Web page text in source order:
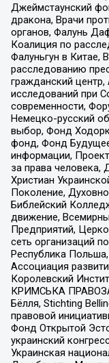
Джеймстаунский
дракона, Врачи
органов, Фалунь
Коалиция по
Фалуньгун в Китае,
расследованию
гражданский
исследований при
современности,
Немецко-русский
выбор, Фонд
фонд, Фонд
информации,
за права человека,
Христиан
Поколение,
Библейский
движение,
Предприятий,
сеть организаций
Республика
Ассоциация
Королевский
КРИМСЬКА
Бёлля, Stichting
правовой
Фонд Открытой
украинский
Украинская